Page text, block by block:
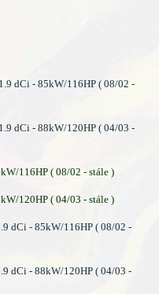
dCi - 85kW/116HP ( 08/02 -
dCi - 88kW/120HP ( 04/03 -
116HP ( 08/02 - stále )
120HP ( 04/03 - stále )
dCi - 85kW/116HP ( 08/02 -
dCi - 88kW/120HP ( 04/03 -